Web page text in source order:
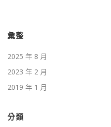
彙整
2025 年 8 月
2023 年 2 月
2019 年 1 月
分類